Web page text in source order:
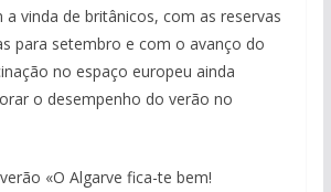
vinda de britânicos, com as reservas
para setembro e com o avanço do
no espaço europeu ainda
o desempenho do verão no
«O Algarve fica-te bem!